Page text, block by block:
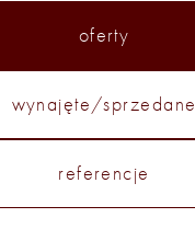
oferty
wynajęte/sprzedane
referencje